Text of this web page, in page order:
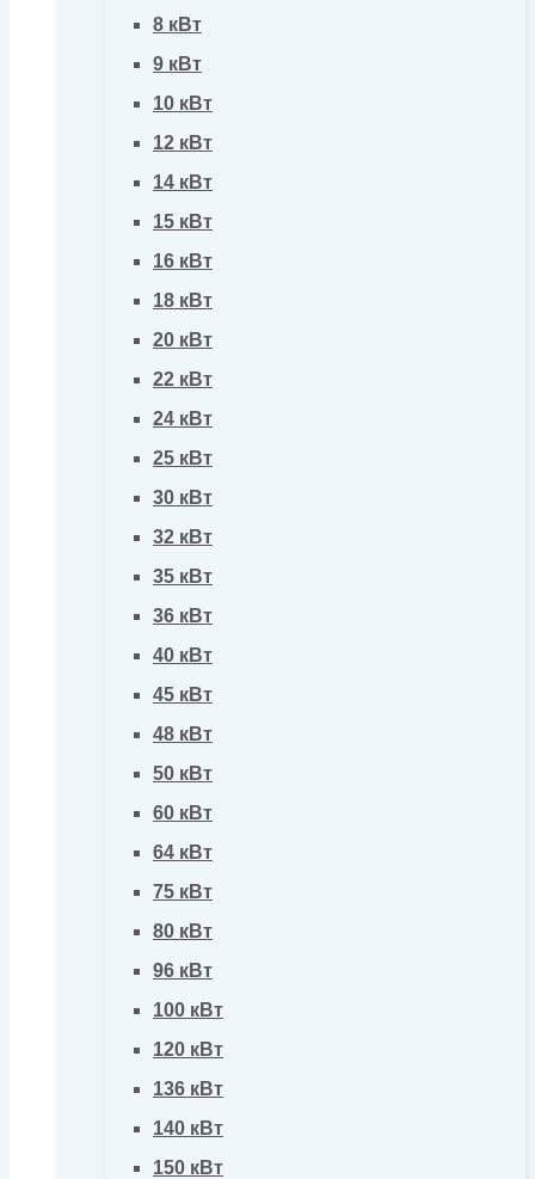
8 кВт
9 кВт
10 кВт
12 кВт
14 кВт
15 кВт
16 кВт
18 кВт
20 кВт
22 кВт
24 кВт
25 кВт
30 кВт
32 кВт
35 кВт
36 кВт
40 кВт
45 кВт
48 кВт
50 кВт
60 кВт
64 кВт
75 кВт
80 кВт
96 кВт
100 кВт
120 кВт
136 кВт
140 кВт
150 кВт